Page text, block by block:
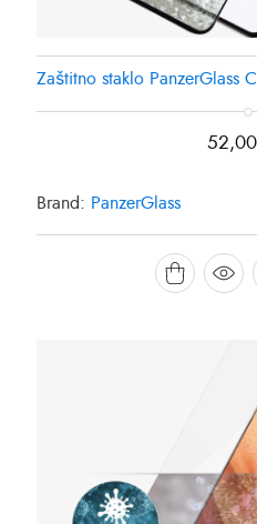
Zaštitno staklo PanzerGlass
52,00
Brand: PanzerGlass